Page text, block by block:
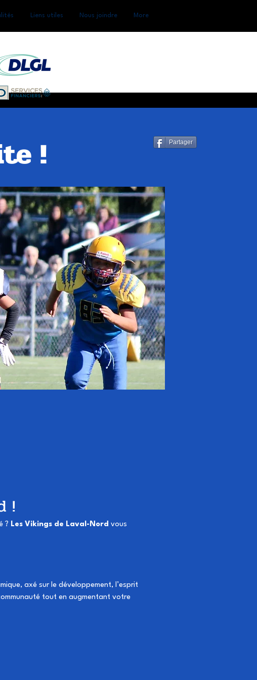
Liens utiles Nous joindre More
! Partager
!
? Les Vikings de Laval-Nord vous
axé sur le développement, l’esprit
tout en augmentant votre